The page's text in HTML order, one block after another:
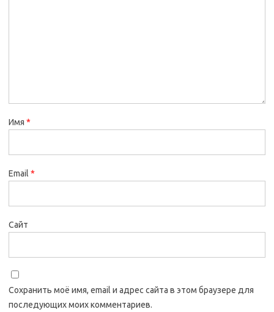
Имя *
Email *
Сайт
Сохранить моё имя, email и адрес сайта в этом браузере для
последующих моих комментариев.